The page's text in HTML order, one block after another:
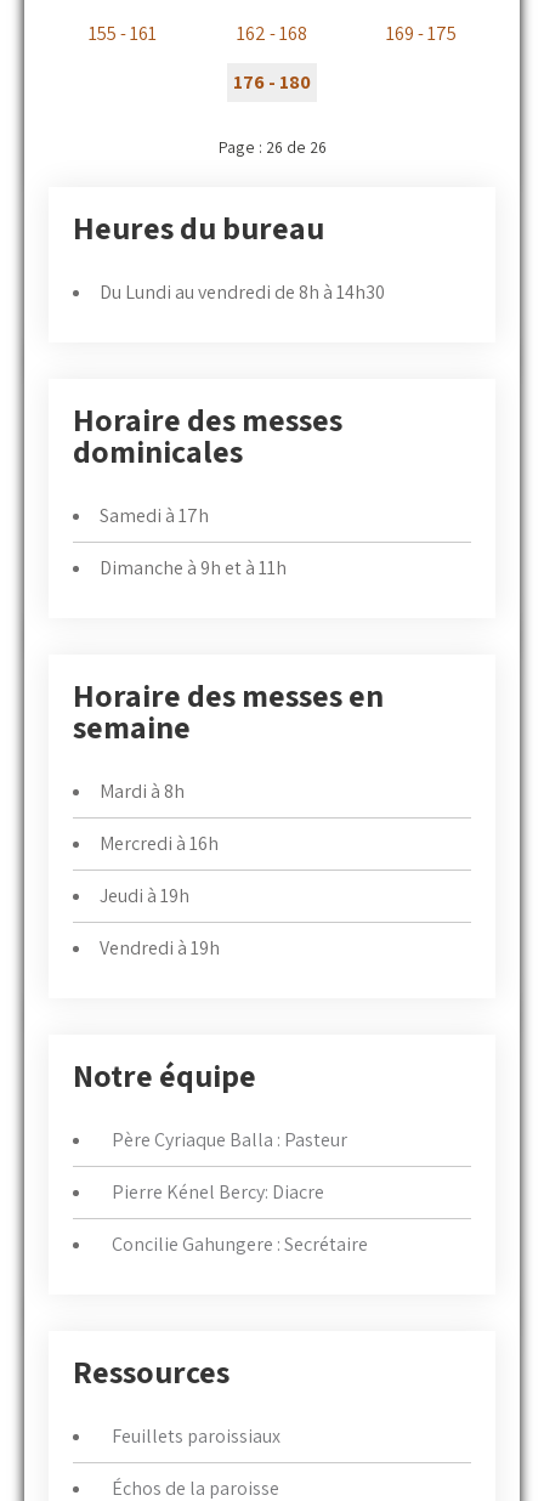
155 - 161
162 - 168
169 - 175
176 - 180
Page : 26 de 26
Heures du bureau
Du Lundi au vendredi de 8h à 14h30
Horaire des messes
dominicales
Samedi à 17h
Dimanche à 9h et à 11h
Horaire des messes en
semaine
Mardi à 8h
Mercredi à 16h
Jeudi à 19h
Vendredi à 19h
Notre équipe
Père Cyriaque Balla : Pasteur
Pierre Kénel Bercy: Diacre
Concilie Gahungere : Secrétaire
Ressources
Feuillets paroissiaux
Échos de la paroisse